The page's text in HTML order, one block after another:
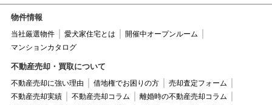
物件情報
当社厳選物件 愛犬家住宅とは
開催中オープンルーム
マンションカタログ
不動産売却・買取について
不動産売却に強い理由 借地権でお困りの方
売却査定フォーム
不動産売却実績
不動産売却コラム
離婚時の不動産売却コラム